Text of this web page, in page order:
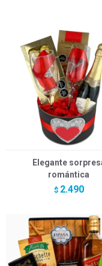
Elegante
romántica
$ 2.490